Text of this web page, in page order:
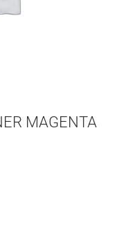
MAGENTA
106R01567 ποσότητα